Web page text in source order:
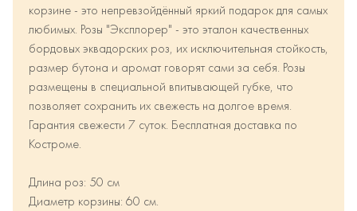
корзине - это непревзойдённый яркий подарок для самых
любимых. Розы "Эксплорер" - это эталон качественных
бордовых эквадорских роз, их исключительная стойкость,
размер бутона и аромат говорят сами за себя. Розы
размещены в специальной впитывающей губке, что
позволяет сохранить их свежесть на долгое время.
Гарантия свежести 7 суток. Бесплатная доставка по
Костроме.
Длина роз: 50 см
Диаметр корзины: 60 см.